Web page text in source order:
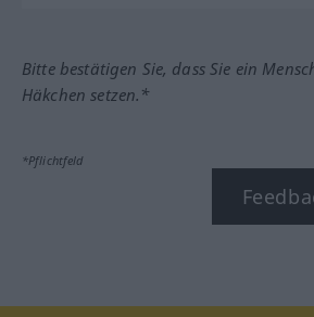
Bitte bestätigen Sie, dass Sie ein
Häkchen setzen.*
*Pflichtfeld